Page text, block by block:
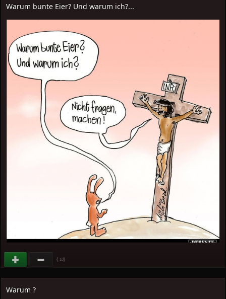
Warum bunte Eier? Und warum ich?...
(-10)
Warum ?